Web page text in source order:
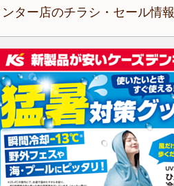
ター店のチラシ・セール情報